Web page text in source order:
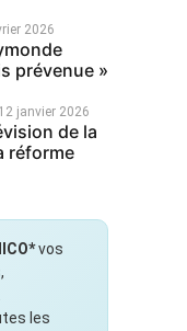
2026
prévenue »
12 janvier 2026
de la
réforme
vos
les